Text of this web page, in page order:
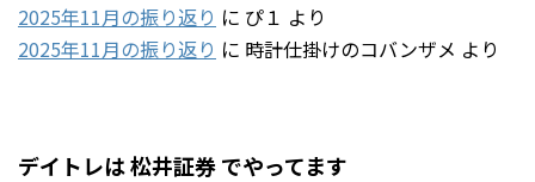
2025年11月の振り返り に ぴ１ より
2025年11月の振り返り に 時計仕掛けのコバンザメ より
デイトレは 松井証券 でやってます